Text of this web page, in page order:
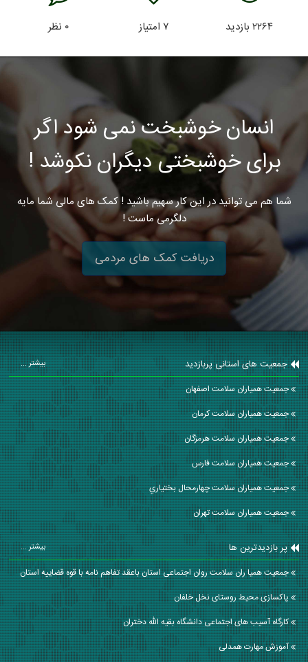
۲۲۶۴بازدید ۷ امتیاز ۰ نظر
انسان خوشبخت نمی شود اگر
برای خوشبختی دیگران نکوشد !
شما هم می توانید در این کار سهیم باشید ! کمک های مالی شما مایه
دلگرمی ماست !
دریافت کمک های مردمی
جمعیت های استانی پربازدید بیشتر ...
جمعیت همیاران سلامت اصفهان
جمعیت همیاران سلامت كرمان
جمعیت همیاران سلامت هرمزگان
جمعیت همیاران سلامت فارس
جمعیت همیاران سلامت چهارمحال بختياري
جمعیت همیاران سلامت تهران
پر بازدیدترین ها بیشتر ...
جمعیت همیا ران سلامت روان اجتماعی استان باعقد تفاهم نامه با قوه قضاییه استان
پاکسازی محیط روستای نخل خلفان
کارگاه آسیب های اجتماعی دانشگاه بقیه الله دختران
آموزش مهارت همدلی